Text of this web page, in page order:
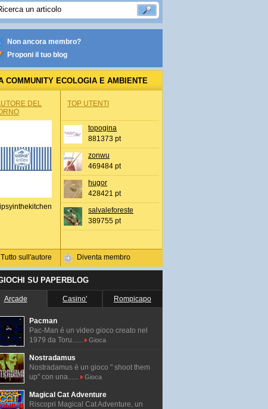
Non ancora membro?
Proponi il tuo blog
COMMUNITY ECOLOGIA E AMBIENTE
DEL
Tutto sull'autore
TOP UTENTI
topogina
881373 pt
zonwu
469484 pt
hugor
428421 pt
salvaleforeste
389755 pt
Diventa membro
GIOCHI SU PAPERBLOG
Arcade Casino' Rompicapo
Pacman
Pac-Man é un video gioco creato nel
1979 da Toru......
Gioca
Nostradamus
Nostradamus è un gioco " shoot them
up" con una......
Gioca
Magical Cat Adventure
Riscopri Magical Cat Adventure, un